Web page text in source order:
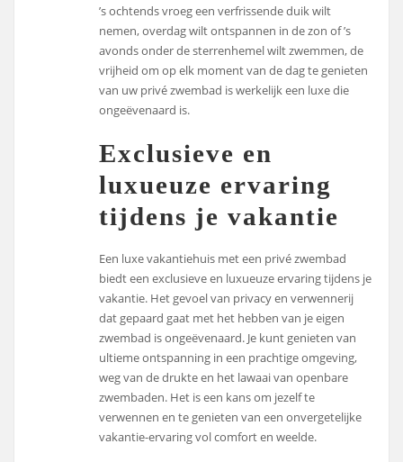
’s ochtends vroeg een verfrissende duik wilt
nemen, overdag wilt ontspannen in de zon of ’s
avonds onder de sterrenhemel wilt zwemmen, de
vrijheid om op elk moment van de dag te genieten
van uw privé zwembad is werkelijk een luxe die
ongeëvenaard is.
Exclusieve en
luxueuze ervaring
tijdens je vakantie
Een luxe vakantiehuis met een privé zwembad
biedt een exclusieve en luxueuze ervaring tijdens je
vakantie. Het gevoel van privacy en verwennerij
dat gepaard gaat met het hebben van je eigen
zwembad is ongeëvenaard. Je kunt genieten van
ultieme ontspanning in een prachtige omgeving,
weg van de drukte en het lawaai van openbare
zwembaden. Het is een kans om jezelf te
verwennen en te genieten van een onvergetelijke
vakantie-ervaring vol comfort en weelde.